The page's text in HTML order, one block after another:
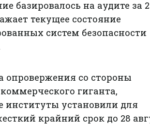
базировалось на аудите за
текущее состояние
систем безопасности
опровержения со стороны
гиганта,
институты установили для
крайний срок до 28